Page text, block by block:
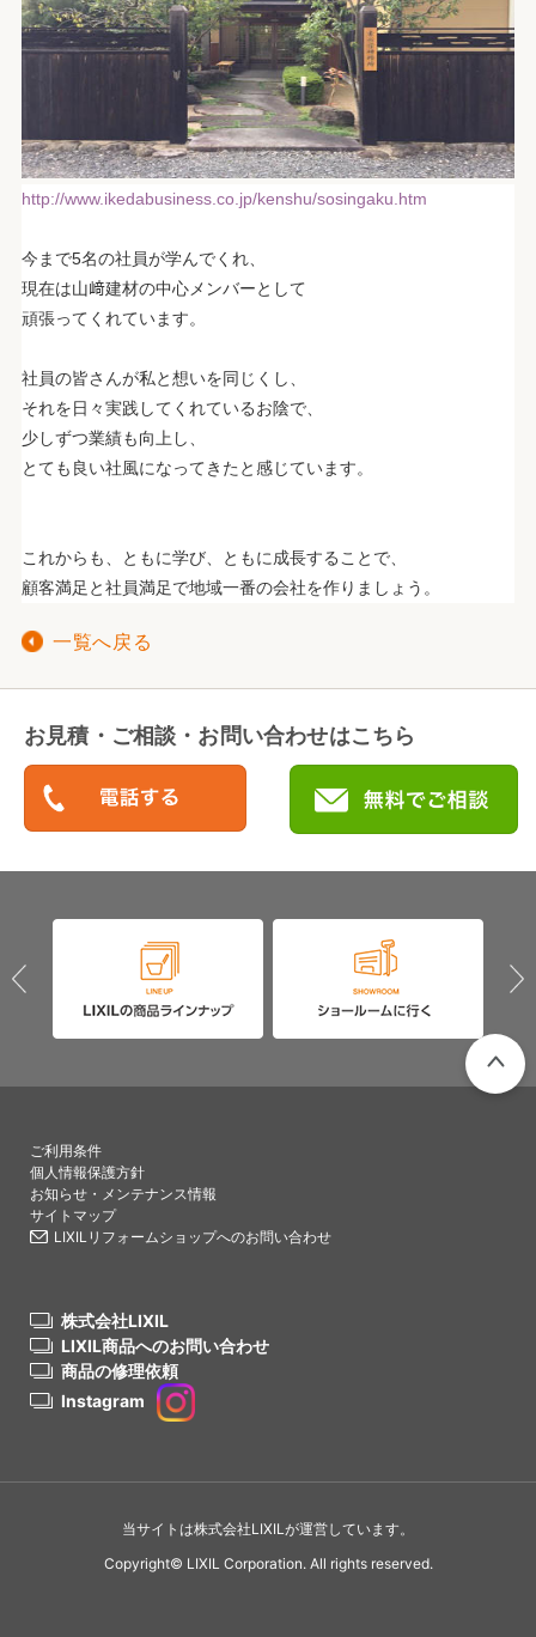
http://www.ikedabusiness.co.jp/kenshu/sosingaku.htm
今まで5名の社員が学んでくれ、
現在は山﨑建材の中心メンバーとして
頑張ってくれています。
社員の皆さんが私と想いを同じくし、
それを日々実践してくれているお陰で、
少しずつ業績も向上し、
とても良い社風になってきたと感じています。
これからも、ともに学び、ともに成長することで、
顧客満足と社員満足で地域一番の会社を作りましょう。
一覧へ戻る
お見積・ご相談・お問い合わせはこちら
ご利用条件
個人情報保護方針
お知らせ・メンテナンス情報
サイトマップ
LIXILリフォームショップへのお問い合わせ
株式会社LIXIL
LIXIL商品へのお問い合わせ
商品の修理依頼
Instagram
当サイトは株式会社LIXILが運営しています。
Copyright© LIXIL Corporation. All rights reserved.